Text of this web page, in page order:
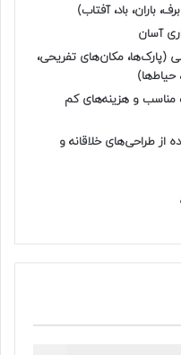
باران، باد، آفتاب)
آسان
(پارک‌ها، مکان‌های تفریحی،
حیاط‌ها)
مناسب و هزینه‌های کم
از طراحی‌های خلاقانه و